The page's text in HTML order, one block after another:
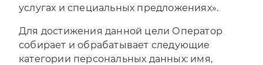
услугах и специальных предложениях».
Для достижения данной цели Оператор
собирает и обрабатывает следующие
категории персональных данных: имя,